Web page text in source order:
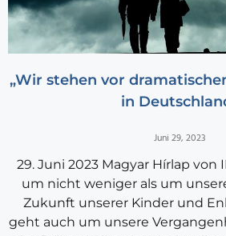
„Wir stehen vor
in
Juni 29, 2023
29. Juni 2023 Magyar Hírlap von
um nicht weniger als um
Zukunft unserer Kinder und
geht auch um unsere